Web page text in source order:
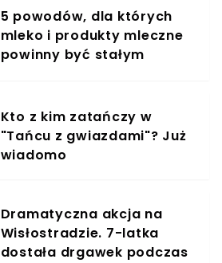
5 powodów, dla których
mleko i produkty mleczne
powinny być stałym
Kto z kim zatańczy w
"Tańcu z gwiazdami"? Już
wiadomo
Dramatyczna akcja na
Wisłostradzie. 7-latka
dostała drgawek podczas